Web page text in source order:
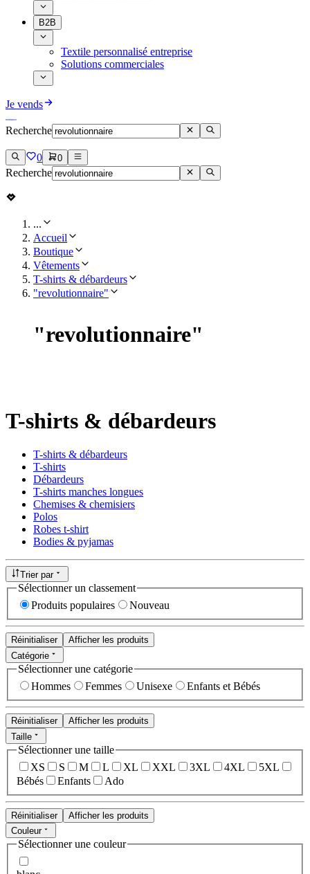
B2B
Textile personnalisé entreprise
Solutions commerciales
Je vends
Recherche
0 0
Recherche
...
Accueil
Boutique
Vêtements
T-shirts & débardeurs
"revolutionnaire"
"revolutionnaire"
T-shirts & débardeurs
T-shirts & débardeurs
T-shirts
Débardeurs
T-shirts manches longues
Chemises & chemisiers
Polos
Robes t-shirt
Bodies & pyjamas
Trier par
Sélectionner un classement
Produits populaires
Nouveau
Réinitialiser
Afficher les produits
Catégorie
Sélectionner une catégorie
Hommes
Femmes Unisexe Enfants et Bébés
Réinitialiser
Afficher les produits
Taille
Sélectionner une taille
XS
S M L XL XXL 3XL 4XL
5XL
Bébés
Enfants Ado
Réinitialiser
Afficher les produits
Couleur
Sélectionner une couleur